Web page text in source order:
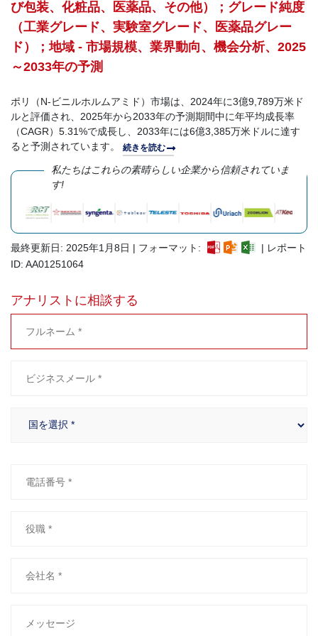
び包装、化粧品、医薬品、その他）；グレード純度
（工業グレード、実験室グレード、医薬品グレー
ド）；地域 - 市場規模、業界動向、機会分析、2025
～2033年の予測
ポリ（N-ビニルホルムアミド）市場は、2024年に3億9,789万米ド
ルと評価され、2025年から2033年の予測期間中に年平均成長率
（CAGR）5.31%で成長し、2033年には6億3,385万米ドルに達す
ると予測されています。 続きを読む
私たちはこれらの素晴らしい企業から信頼されていま
す!
最終更新日: 2025年1月8日 | フォーマット:
| レポート
ID: AA01251064
アナリストに相談する